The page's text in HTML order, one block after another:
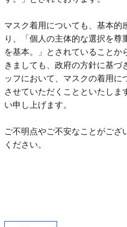
マスク着用についても、基本的
り、「個人の主体的な選択を尊
を基本。」とされていることか
きましても、政府の方針に基づ
ッフにおいて、マスクの着用
させていただくことといたしま
い申し上げます。
ご不明点やご不安なことがご
ください。